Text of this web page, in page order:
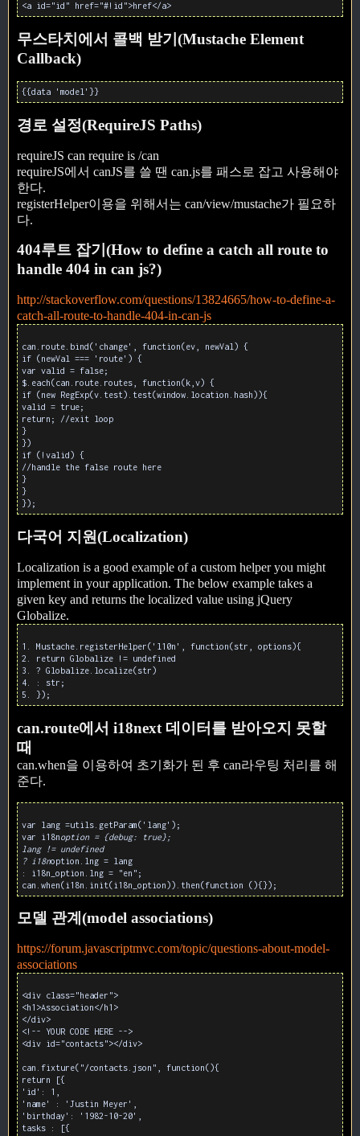
<a id="id" href="#!id">href</a>
무스타치에서 콜백 받기(Mustache Element
Callback)
{{data 'model'}}
경로 설정(RequireJS Paths)
requireJS can require is /can
requireJS에서 canJS를 쓸 땐 can.js를 패스로 잡고 사용해야
한다.
registerHelper이용을 위해서는 can/view/mustache가 필요하
다.
404루트 잡기(How to define a catch all route to
handle 404 in can js?)
http://stackoverflow.com/questions/13824665/how-to-define-a-
catch-all-route-to-handle-404-in-can-js
can.route.bind('change', function(ev, newVal) {
if (newVal === 'route') {
var valid = false;
$.each(can.route.routes, function(k,v) {
if (new RegExp(v.test).test(window.location.hash)){
valid = true;
return; //exit loop
}
})
if (!valid) {
//handle the false route here
}
}
});
다국어 지원(Localization)
Localization is a good example of a custom helper you might
implement in your application. The below example takes a
given key and returns the localized value using jQuery
Globalize.
1. Mustache.registerHelper('l10n', function(str, options){
2. return Globalize != undefined
3. ? Globalize.localize(str)
4. : str;
5. });
can.route에서 i18next 데이터를 받아오지 못할
때
can.when을 이용하여 초기화가 된 후 can라우팅 처리를 해
준다.
var lang =utils.getParam('lang');
var i18noption = {debug: true};
lang != undefined
? i18noption.lng = lang
: i18n_option.lng = "en";
can.when(i18n.init(i18n_option)).then(function (){});
모델 관계(model associations)
https://forum.javascriptmvc.com/topic/questions-about-model-
associations
<div class="header">
<h1>Association</h1>
</div>
<!-- YOUR CODE HERE -->
<div id="contacts"></div>
can.fixture("/contacts.json", function(){
return [{
'id': 1,
'name' : 'Justin Meyer',
'birthday': '1982-10-20',
tasks : [{